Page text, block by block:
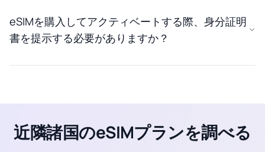
eSIMを購入してアクティベートする際、身分証明
書を提示する必要がありますか？
近隣諸国のeSIMプランを調べる